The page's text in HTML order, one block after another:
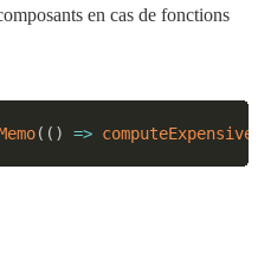
en cas de fonctions
( ( ) =>